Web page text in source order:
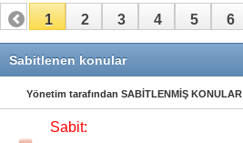
1 2 3 4 5 6
11 12 13
Sabitlenen konular
Yönetim tarafından SABİTLENMİŞ KONULAR
Sabit: